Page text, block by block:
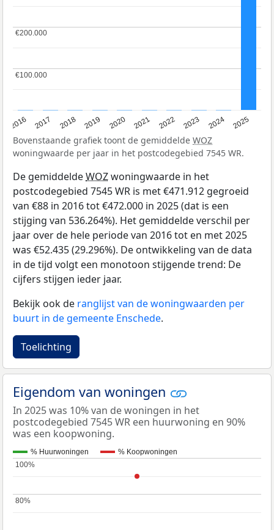
2016 2017 2018 2019 2020 2021 2022 2023 2024 2025
€100.000
€100.000
€200.000
€200.000
Bovenstaande grafiek toont de gemiddelde WOZ
woningwaarde per jaar in het postcodegebied 7545 WR.
De gemiddeldeWOZwoningwaarde in het
postcodegebied 7545 WR is met €471.912 gegroeid
van €88 in 2016 tot €472.000 in 2025 (dat is een
stijging van 536.264%). Het gemiddelde verschil per
jaar over de hele periode van 2016 tot en met 2025
was €52.435 (29.296%). De ontwikkeling van de data
in de tijd volgt een monotoon stijgende trend: De
cijfers stijgen ieder jaar.
Bekijk ook de ranglijst van de woningwaarden per
buurt in de gemeente Enschede.
Toelichting
Eigendom van woningen
In 2025 was 10% van de woningen in het
postcodegebied 7545 WR een huurwoning en 90%
was een koopwoning.
% Huurwoningen % Koopwoningen
80%
80%
100%
100%